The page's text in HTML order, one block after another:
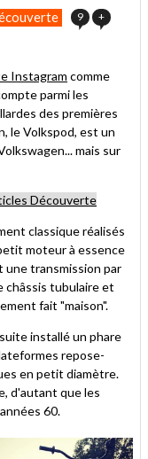
9 +
Instagram comme
parmi les
des premières
le Volkspod, est un
mais sur
Découverte
classique réalisés
moteur à essence
une transmission par
châssis tubulaire et
fait "maison".
installé un phare
repose-
en petit diamètre.
d'autant que les
60.